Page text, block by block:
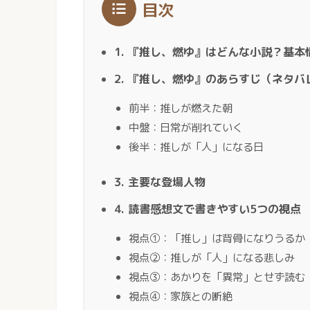
目次
1. 『推し、燃ゆ』はどんな小説？基本
2. 『推し、燃ゆ』のあらすじ（ネタバ
前半：推しが燃えた朝
中盤：日常が削れていく
後半：推しが「人」になる日
3. 主要な登場人物
4. 読書感想文で書きやすい5つの視点
視点①：「推し」は背骨になりうるか
視点②：推しが「人」になる悲しみ
視点③：あかりを「異常」とせず読む
視点④：家族との断絶